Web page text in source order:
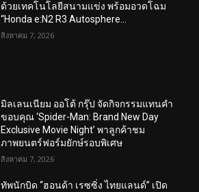
ด้วยเทคโนโลยีสนามแข่ง พร้อมอวดโฉม
“Honda e:N2 R3 Autosphere...
สิงหาคม 7, 2026
มิลเลนเนียม ออโต้ กรุ๊ป จัดกิจกรรมแทนคำ
ขอบคุณ ‘Spider-Man: Brand New Day
Exclusive Movie Night’ พาลูกค้าชม
ภาพยนตร์ฟอร์มยักษ์รอบพิเศษ
สิงหาคม 7, 2026
ทัพนักบิด “ฮอนด้า เรซซิ่ง ไทยแลนด์” เปิด